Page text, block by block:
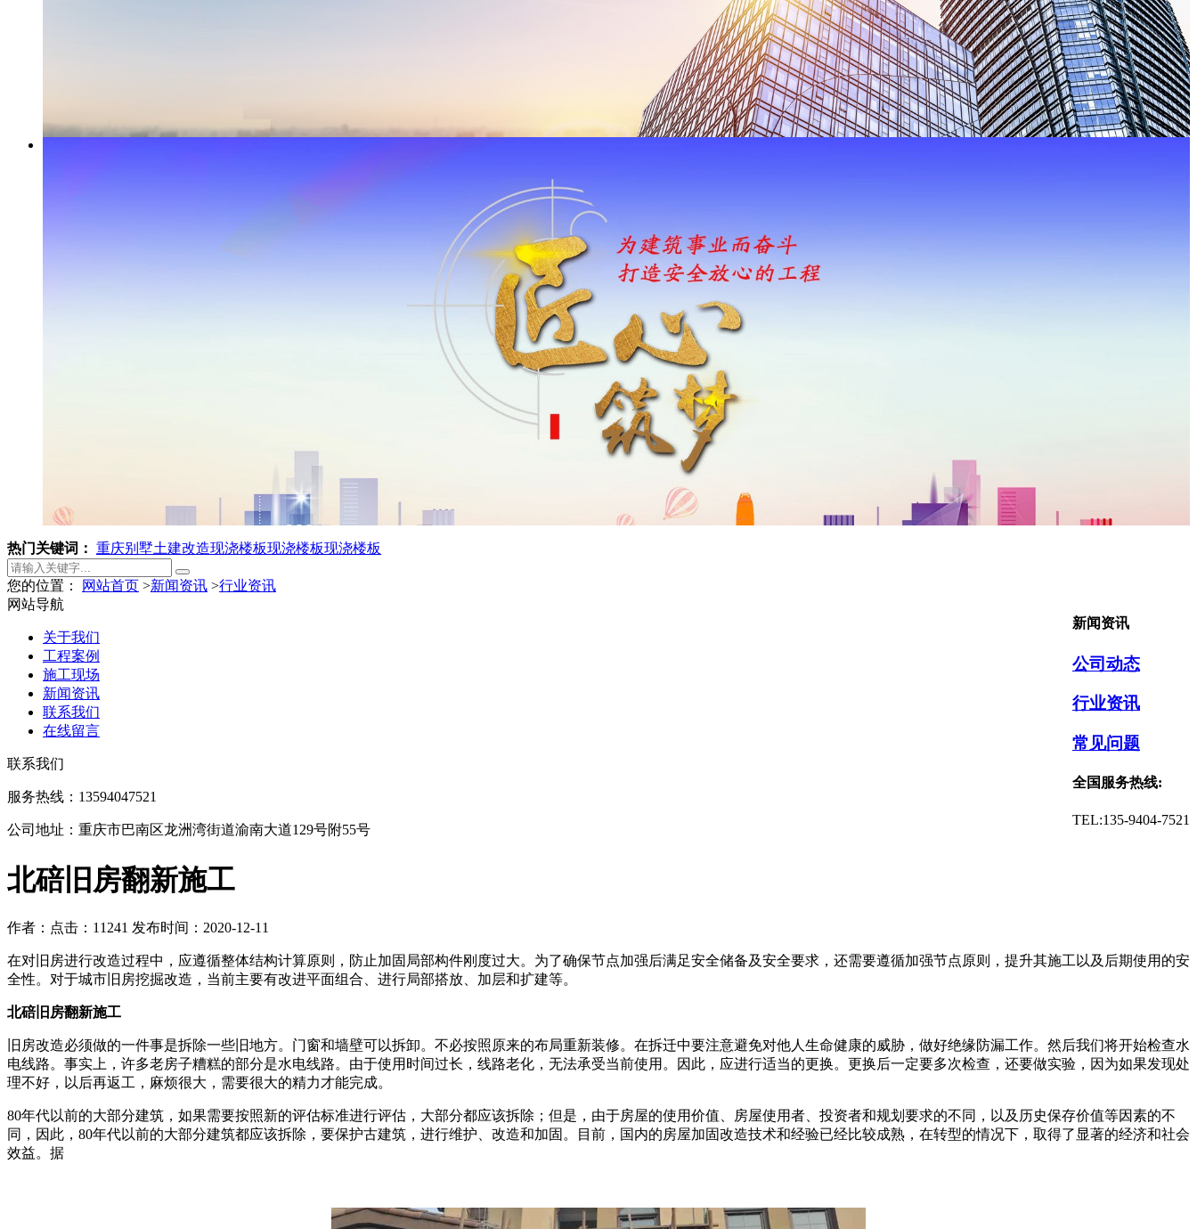
热门关键词： 重庆别墅土建改造现浇楼板现浇楼板现浇楼板
您的位置： 网站首页 >新闻资讯 >行业资讯
新闻资讯
公司动态
行业资讯
常见问题
全国服务热线:
TEL:135-9404-7521
北碚旧房翻新施工
作者： 点击：11241 发布时间：2020-12-11
在对旧房进行改造过程中，应遵循整体结构计算原则，防止加固局部构件刚度过大。为了确保节点加强后满足安全储备及安全要求，还需要遵循加强节点原则，提升其施工以及后期使用的安
全性。对于城市旧房挖掘改造，当前主要有改进平面组合、进行局部搭放、加层和扩建等。
北碚旧房翻新施工
旧房改造必须做的一件事是拆除一些旧地方。门窗和墙壁可以拆卸。不必按照原来的布局重新装修。在拆迁中要注意避免对他人生命健康的威胁，做好绝缘防漏工作。然后我们将开始检查水
电线路。事实上，许多老房子糟糕的部分是水电线路。由于使用时间过长，线路老化，无法承受当前使用。因此，应进行适当的更换。更换后一定要多次检查，还要做实验，因为如果发现处
理不好，以后再返工，麻烦很大，需要很大的精力才能完成。
80年代以前的大部分建筑，如果需要按照新的评估标准进行评估，大部分都应该拆除；但是，由于房屋的使用价值、房屋使用者、投资者和规划要求的不同，以及历史保存价值等因素的不
同，因此，80年代以前的大部分建筑都应该拆除，要保护古建筑，进行维护、改造和加固。目前，国内的房屋加固改造技术和经验已经比较成熟，在转型的情况下，取得了显著的经济和社会
效益。据
网站导航
关于我们
工程案例
施工现场
新闻资讯
联系我们
在线留言
联系我们
服务热线：13594047521
公司地址：重庆市巴南区龙洲湾街道渝南大道129号附55号